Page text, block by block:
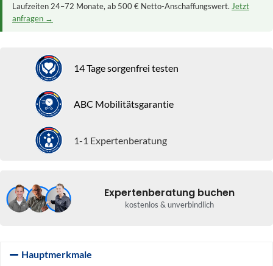
Laufzeiten 24–72 Monate, ab 500 € Netto-Anschaffungswert. Jetzt
anfragen →
14 Tage sorgenfrei testen
ABC Mobilitätsgarantie
1-1 Expertenberatung
Expertenberatung buchen
kostenlos & unverbindlich
Hauptmerkmale